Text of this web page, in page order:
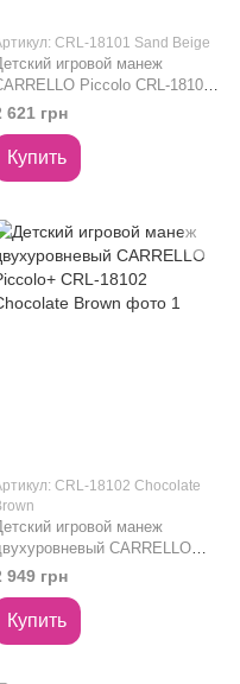
CRL-18101 Sand Beige
игровой манеж
Piccolo CRL-18101
Beige
621 грн
Купить
CRL-18102 Chocolate
игровой манеж
CARRELLO
CRL-18102 Chocolate
949 грн
Купить